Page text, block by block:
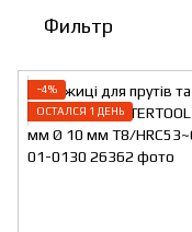
Фильтр
−4%
ОСТАЛСЯ 1 ДЕНЬ